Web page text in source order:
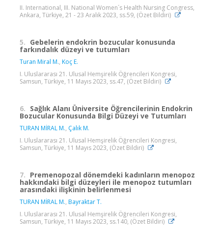
II. International, III. National Women´s Health Nursing Congress,
Ankara, Türkiye, 21 - 23 Aralık 2023, ss.59, (Özet Bildiri)
5. Gebelerin endokrin bozucular konusunda
farkındalık düzeyi ve tutumları
Turan Miral M., Koç E.
I. Uluslararası 21. Ulusal Hemşirelik Öğrencileri Kongresi,
Samsun, Türkiye, 11 Mayıs 2023, ss.47, (Özet Bildiri)
6. Sağlık Alanı Üniversite Öğrencilerinin Endokrin
Bozucular Konusunda Bilgi Düzeyi ve Tutumları
TURAN MİRAL M., Çalık M.
I. Uluslararası 21. Ulusal Hemşirelik Öğrencileri Kongresi,
Samsun, Türkiye, 11 Mayıs 2023, (Özet Bildiri)
7. Premenopozal dönemdeki kadınların menopoz
hakkındaki bilgi düzeyleri ile menopoz tutumları
arasındaki ilişkinin belirlenmesi
TURAN MİRAL M., Bayraktar T.
I. Uluslararası 21. Ulusal Hemşirelik Öğrencileri Kongresi,
Samsun, Türkiye, 11 Mayıs 2023, ss.140, (Özet Bildiri)